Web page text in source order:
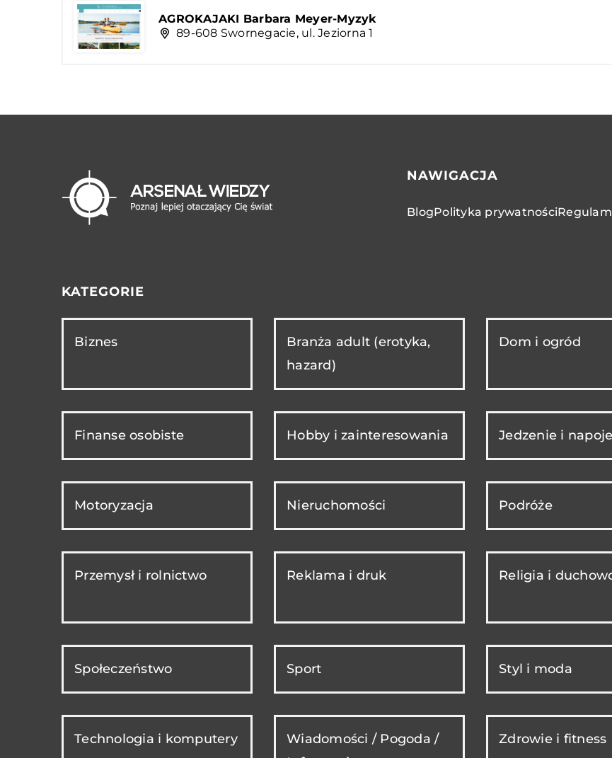
AGROKAJAKI Barbara Meyer-Myzyk
89-608 Swornegacie, ul. Jeziorna 1
NAWIGACJA
BlogPolityka prywatności
KATEGORIE
Biznes
Branża adult (erotyka,
hazard)
Dom i ogród
Finanse osobiste Hobby i zainteresowania Jedzenie i napoje
Motoryzacja Nieruchomości Podróże
Przemysł i rolnictwo Reklama i druk Religia i
Społeczeństwo Sport Styl i moda
Technologia i komputery
Wiadomości / Pogoda /
Zdrowie i fitness